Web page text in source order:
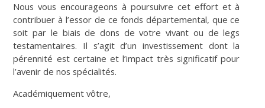
Nous vous encourageons à poursuivre cet effort et à
contribuer à l’essor de ce fonds départemental, que ce
soit par le biais de dons de votre vivant ou de legs
testamentaires. Il s’agit d’un investissement dont la
pérennité est certaine et l’impact très significatif pour
l’avenir de nos spécialités.
Académiquement vôtre,